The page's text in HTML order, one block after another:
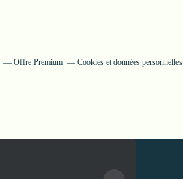
Offre Premium Cookies et données personnelles